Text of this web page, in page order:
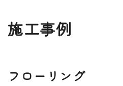
施工事例
フローリング